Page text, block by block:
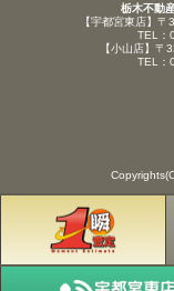
栃木不動
【宇都宮東店】
TEL：
【小山店】
TEL：